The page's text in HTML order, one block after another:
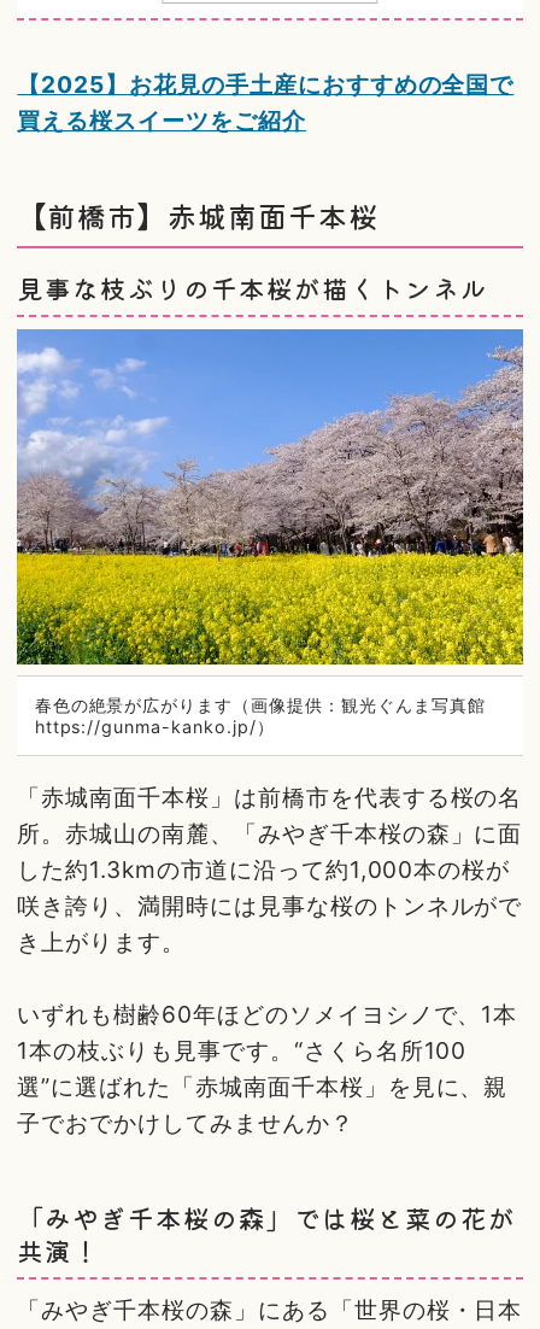
【2025】お花見の手土産におすすめの全国で
買える桜スイーツをご紹介
【前橋市】赤城南面千本桜
見事な枝ぶりの千本桜が描くトンネル
春色の絶景が広がります（画像提供：観光ぐんま写真館
https://gunma-kanko.jp/）
「赤城南面千本桜」は前橋市を代表する桜の名
所。赤城山の南麓、「みやぎ千本桜の森」に面
した約1.3kmの市道に沿って約1,000本の桜が
咲き誇り、満開時には見事な桜のトンネルがで
き上がります。
いずれも樹齢60年ほどのソメイヨシノで、1本
1本の枝ぶりも見事です。“さくら名所100
選”に選ばれた「赤城南面千本桜」を見に、親
子でおでかけしてみませんか？
「みやぎ千本桜の森」では桜と菜の花が
共演！
「みやぎ千本桜の森」にある「世界の桜・日本